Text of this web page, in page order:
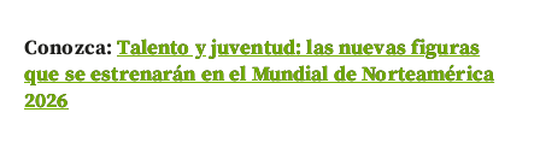
Conozca:Talento y juventud: las nuevas figuras
que se estrenarán en el Mundial de Norteamérica
2026